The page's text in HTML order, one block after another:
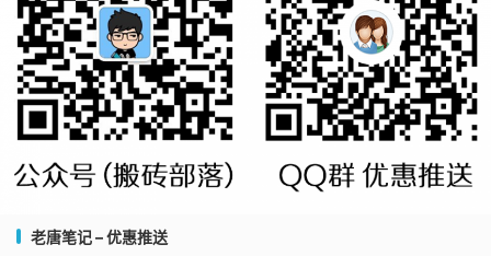
老唐笔记 – 优惠推送